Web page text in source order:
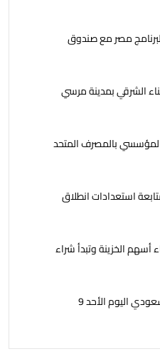
مصر مع صندوق
الشرقي بمدينة مرسي
بالمصرف المتحد
استعدادات انطلاق
أسهم الخزينة وتبدأ شراء
يسجل 13.17 جنيهًا.. سعر الريال السعودي اليوم الأحد 9